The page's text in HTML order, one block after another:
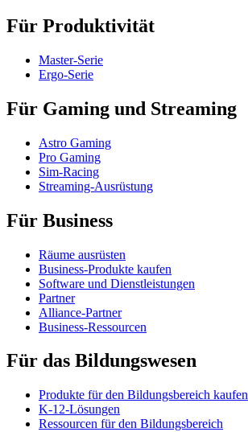
Für Produktivität
Master-Serie
Ergo-Serie
Für Gaming und Streaming
Astro Gaming
Pro Gaming
Sim-Racing
Streaming-Ausrüstung
Für Business
Räume ausrüsten
Business-Produkte kaufen
Software und Dienstleistungen
Partner
Alliance-Partner
Business-Ressourcen
Für das Bildungswesen
Produkte für den Bildungsbereich kaufen
K-12-Lösungen
Ressourcen für den Bildungsbereich